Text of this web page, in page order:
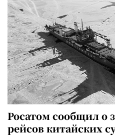
Росатом сообщил о
рейсов китайских